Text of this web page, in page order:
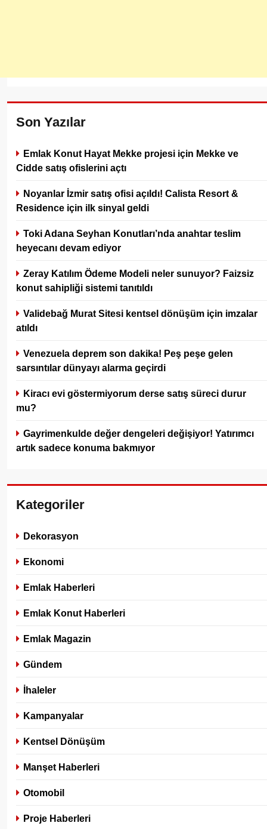
Son Yazılar
Emlak Konut Hayat Mekke projesi için Mekke ve
Cidde satış ofislerini açtı
Noyanlar İzmir satış ofisi açıldı! Calista Resort &
Residence için ilk sinyal geldi
Toki Adana Seyhan Konutları’nda anahtar teslim
heyecanı devam ediyor
Zeray Katılım Ödeme Modeli neler sunuyor? Faizsiz
konut sahipliği sistemi tanıtıldı
Validebağ Murat Sitesi kentsel dönüşüm için imzalar
atıldı
Venezuela deprem son dakika! Peş peşe gelen
sarsıntılar dünyayı alarma geçirdi
Kiracı evi göstermiyorum derse satış süreci durur
mu?
Gayrimenkulde değer dengeleri değişiyor! Yatırımcı
artık sadece konuma bakmıyor
Kategoriler
Dekorasyon
Ekonomi
Emlak Haberleri
Emlak Konut Haberleri
Emlak Magazin
Gündem
İhaleler
Kampanyalar
Kentsel Dönüşüm
Manşet Haberleri
Otomobil
Proje Haberleri